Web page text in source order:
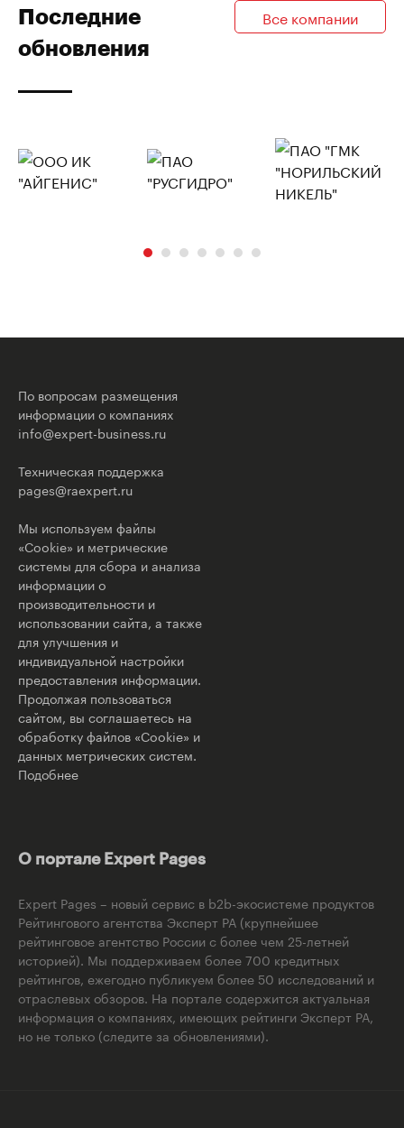
Последние
обновления
Все компании
По вопросам размещения
информации о компаниях
info@expert-business.ru
Техническая поддержка
pages@raexpert.ru
Мы используем файлы
«Cookie» и метрические
системы для сбора и анализа
информации о
производительности и
использовании сайта, а также
для улучшения и
индивидуальной настройки
предоставления информации.
Продолжая пользоваться
сайтом, вы соглашаетесь на
обработку файлов «Cookie» и
данных метрических систем.
Подобнее
О портале Expert Pages
Expert Pages – новый сервис в b2b-экосистеме продуктов
Рейтингового агентства Эксперт РА (крупнейшее
рейтинговое агентство России с более чем 25-летней
историей). Мы поддерживаем более 700 кредитных
рейтингов, ежегодно публикуем более 50 исследований и
отраслевых обзоров. На портале содержится актуальная
информация о компаниях, имеющих рейтинги Эксперт РА,
но не только (следите за обновлениями).